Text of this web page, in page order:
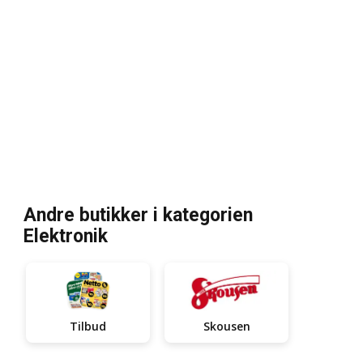
Andre butikker i kategorien
Elektronik
Tilbud Skousen